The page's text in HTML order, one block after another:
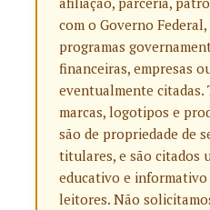
com o Governo
programas
financeiras, empresas
eventualmente citadas.
marcas, logotipos e
são de propriedade de
titulares, e são citados
educativo e informativo
leitores. Não